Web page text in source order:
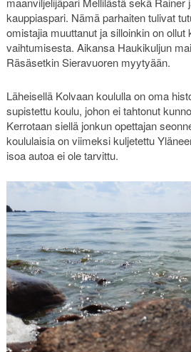
kauppiaspari. Nämä parhaiten tulivat
omistajia muuttanut ja silloinkin on
vaihtumisesta. Aikansa Haukikuljun
Räsäsetkin Sieravuoren myytyään.
Läheisellä Kolvaan koululla on oma
supistettu koulu, johon ei tahtonut
Kerrotaan siellä jonkun opettajan
koululaisia on viimeksi kuljetettu
isoa autoa ei ole tarvittu.